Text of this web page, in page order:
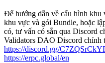
Để hướng dẫn về cấu hình
khu vực và gói Bundle, hoặc
có, tư vấn có sẵn qua Discord
Validators DAO Discord chính
https://discord.gg/
https://erpc.global/en